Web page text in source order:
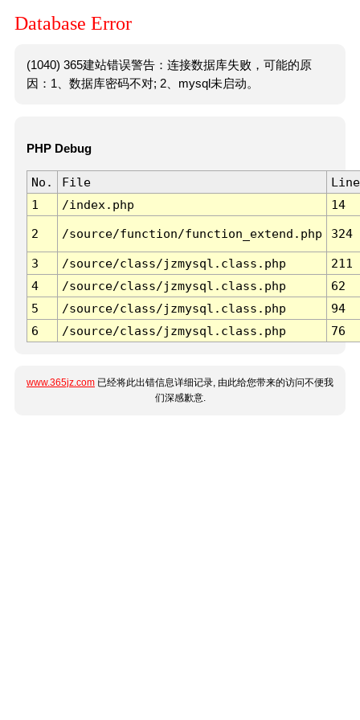
Database Error
(1040) 365建站错误警告：连接数据库失败，可能的原
因：1、数据库密码不对; 2、mysql未启动。
PHP Debug
No. File
Line
1
/index.php 14
2 /source/function/function_extend.php 324
3 /source/class/jzmysql.class.php
211
4
/source/class/jzmysql.class.php
62
5
/source/class/jzmysql.class.php
94
6
/source/class/jzmysql.class.php 76
www.365jz.com 已经将此出错信息详细记录, 由此给您带来的访问不便我
们深感歉意.